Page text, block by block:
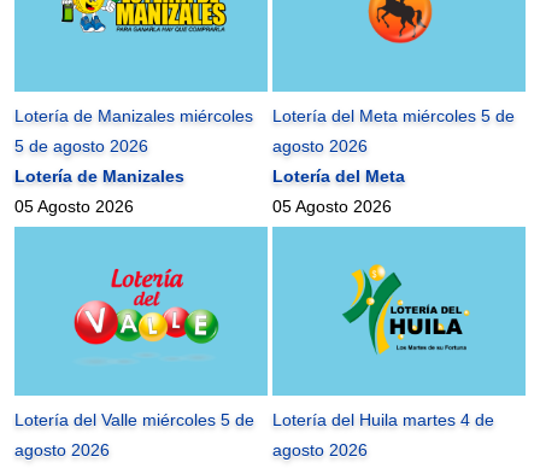
Lotería de Manizales miércoles
5 de agosto 2026
Lotería de Manizales
05 Agosto 2026
Lotería del Meta miércoles 5 de
agosto 2026
Lotería del Meta
05 Agosto 2026
Lotería del Valle miércoles 5 de
agosto 2026
Lotería del Huila martes 4 de
agosto 2026